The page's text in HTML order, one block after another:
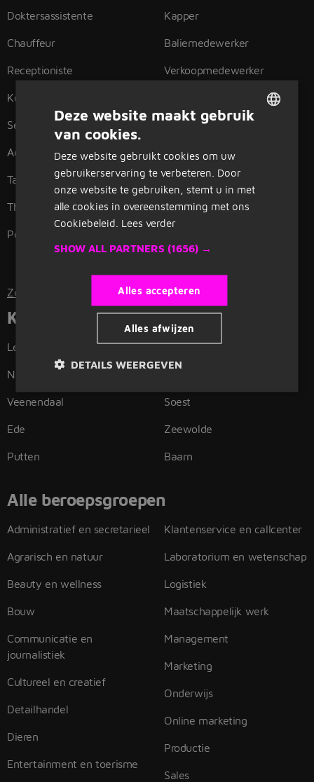
Doktersassistente
Chauffeur
Receptioniste
Koerier
Secretaresse
Administratief medewerker
Tandartsassistente
Thuiszorg
Pedagogisch medewerker
Kapper
Baliemedewerker
Verkoopmedewerker
Telefoniste
Logistiek medewerker
Postbezorger
Winkelmedewerker
Zoeken per functie
Kassamedewerker vacatures in
Leusden
Nijkerk
Veenendaal
Ede
Putten
Amersfoort
Soest
Zeewolde
Baarn
Alle beroepsgroepen
Administratief en secretarieel
Agrarisch en natuur
Beauty en wellness
Bouw
Communicatie en
journalistiek
Cultureel en creatief
Detailhandel
Dieren
Entertainment en toerisme
Klantenservice en callcenter
Laboratorium en wetenschap
Logistiek
Maatschappelijk werk
Management
Marketing
Onderwijs
Online marketing
Productie
Sales
Deze website maakt gebruik
van cookies.
Deze website gebruikt cookies om uw
gebruikerservaring te verbeteren. Door
onze website te gebruiken, stemt u in met
alle cookies in overeenstemming met ons
Cookiebeleid. Lees verder
SHOW ALL PARTNERS (1656) →
Alles accepteren
Alles afwijzen
DETAILS WEERGEVEN